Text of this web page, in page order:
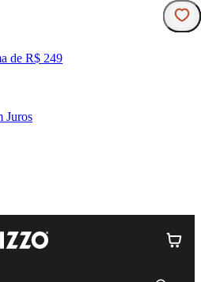
de R$ 249
Juros